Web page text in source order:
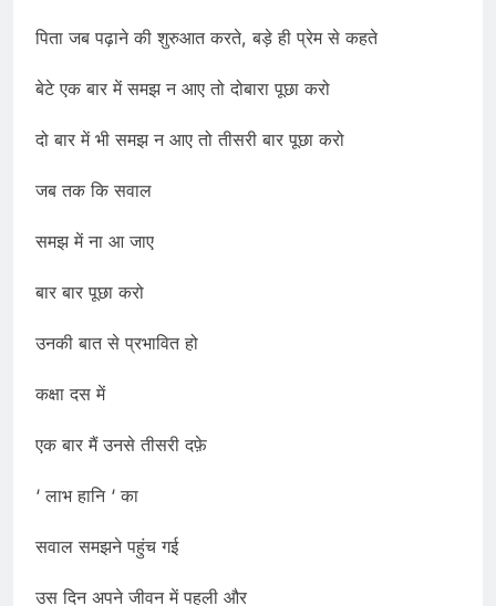
पिता जब पढ़ाने की शुरुआत करते, बड़े ही प्रेम से कहते
बेटे एक बार में समझ न आए तो दोबारा पूछा करो
दो बार में भी समझ न आए तो तीसरी बार पूछा करो
जब तक कि सवाल
समझ में ना आ जाए
बार बार पूछा करो
उनकी बात से प्रभावित हो
कक्षा दस में
एक बार मैं उनसे तीसरी दफ़े
‘ लाभ हानि ‘ का
सवाल समझने पहुंच गई
उस दिन अपने जीवन में पहली और